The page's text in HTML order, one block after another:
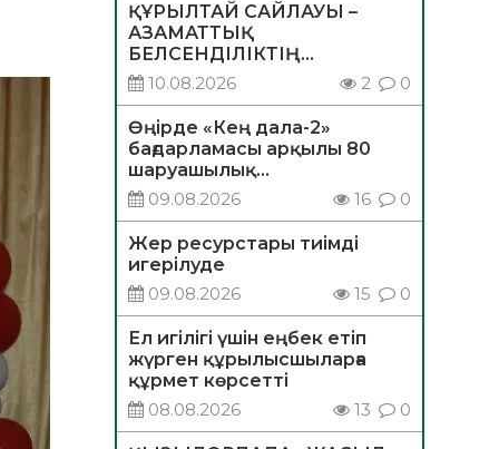
ҚҰРЫЛТАЙ САЙЛАУЫ –
АЗАМАТТЫҚ
БЕЛСЕНДІЛІКТІҢ
МАҢЫЗДЫ КӨРІНІСІ
10.08.2026 2 0
Өңірде «Кең дала-2»
бағдарламасы арқылы 80
шаруашылық
қаржыландырылды
09.08.2026 16 0
Жер ресурстары тиімді
игерілуде
09.08.2026
15 0
Ел игілігі үшін еңбек етіп
жүрген құрылысшыларға
құрмет көрсетті
08.08.2026
13 0